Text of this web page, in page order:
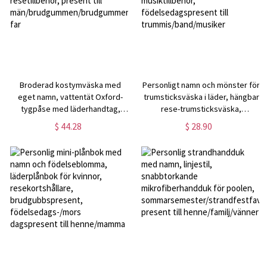
Broderad kostymväska med
eget namn, vattentät Oxford-
tygpåse med läderhandtag,
resetillbehör, present till
män/brudgummen/brudgummens
$ 44.28
Personligt namn och mönster för
trumsticksväska i läder, hängbar
rese-trumsticksväska,
musiktillbehör,
födelsedagspresent till
$ 28.90